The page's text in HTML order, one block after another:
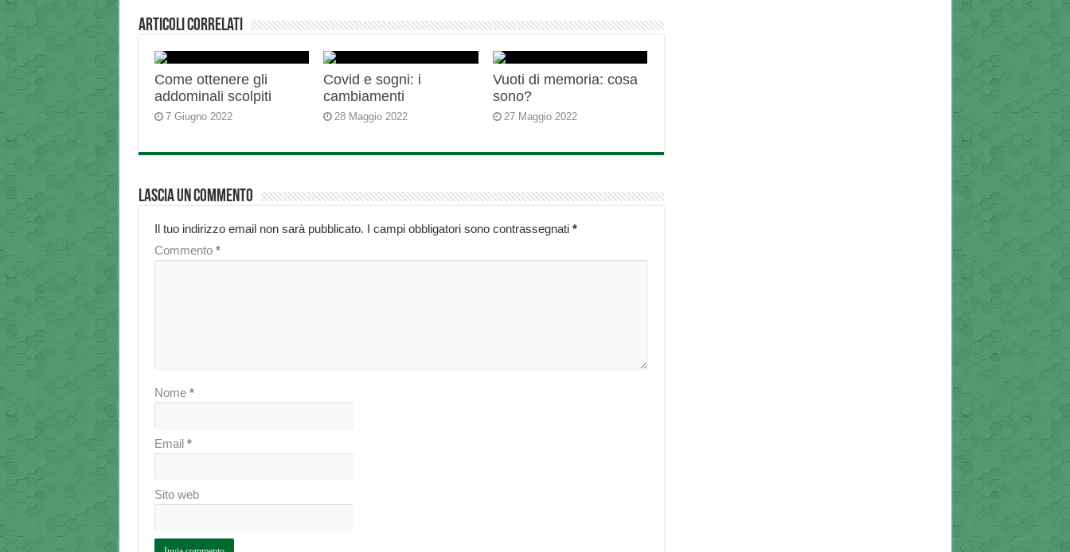
Articoli correlati
Come ottenere gli
addominali scolpiti
7 Giugno 2022
Covid e sogni: i
cambiamenti
28 Maggio 2022
Vuoti di memoria: cosa
sono?
27 Maggio 2022
Lascia un commento
Il tuo indirizzo email non sarà pubblicato. I campi obbligatori sono contrassegnati *
Commento *
Nome *
Email *
Sito web